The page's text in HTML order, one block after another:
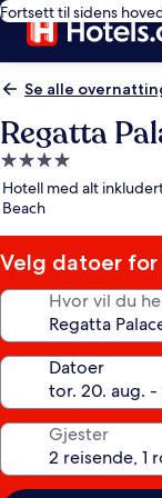
Fortsett til sidens
Se alle
Regatta
Overnattingssted
med
4.0
stjerner
Hotell med alt
Beach
Velg datoer for
Hvor vil du
Datoer
Gjester